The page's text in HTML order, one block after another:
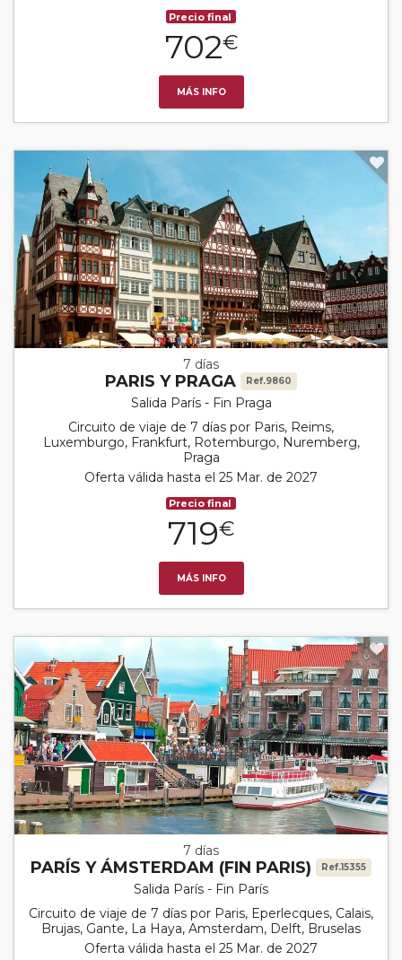
Precio final
702€
MÁS INFO
7 días
PARIS Y PRAGA Ref.9860
Salida París - Fin Praga
Circuito de viaje de 7 días por Paris, Reims,
Luxemburgo, Frankfurt, Rotemburgo, Nuremberg,
Praga
Oferta válida hasta el 25 Mar. de 2027
Precio final
719€
MÁS INFO
7 días
PARÍS Y ÁMSTERDAM (FIN PARIS) Ref.15355
Salida París - Fin París
Circuito de viaje de 7 días por Paris, Eperlecques, Calais,
Brujas, Gante, La Haya, Amsterdam, Delft, Bruselas
Oferta válida hasta el 25 Mar. de 2027